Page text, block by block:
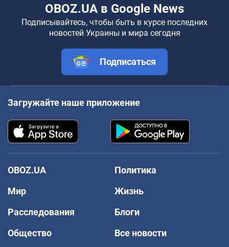
OBOZ.UA в Google News
Подписывайтесь, чтобы быть в курсе последних
новостей Украины и мира сегодня
Подписаться
Загружайте наше приложение
OBOZ.UA
Политика
Мир
Жизнь
Расследования
Блоги
Общество
Все новости